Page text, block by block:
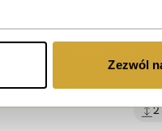
Zezwól
wtórny
3